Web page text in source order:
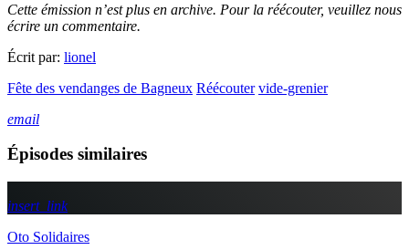
Cette émission n’est plus en archive. Pour la réécouter, veuillez nous
écrire un commentaire.
Écrit par: lionel
Fête des vendanges de Bagneux Réécouter vide-grenier
email
Épisodes similaires
insert_link
Oto Solidaires